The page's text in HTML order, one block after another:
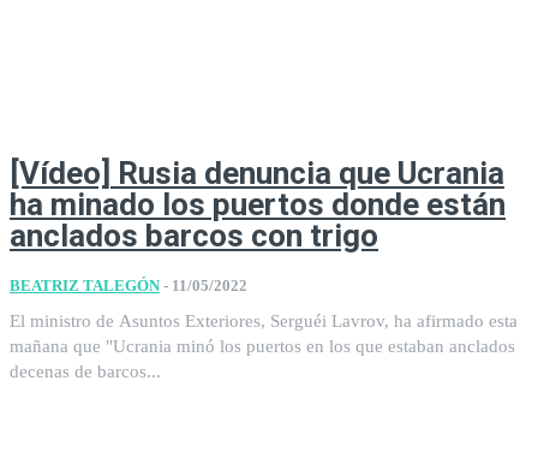
[Vídeo] Rusia denuncia que Ucrania
ha minado los puertos donde están
anclados barcos con trigo
BEATRIZ TALEGÓN - 11/05/2022
El ministro de Asuntos Exteriores, Serguéi Lavrov, ha afirmado esta
mañana que "Ucrania minó los puertos en los que estaban anclados
decenas de barcos...